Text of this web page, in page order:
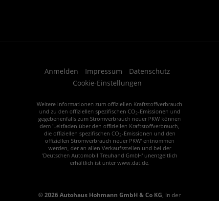
Anmelden Impressum
Datenschutz
Cookie-Einstellungen
Weitere Informationen zum offiziellen Kraftstoffverbrauch
und zu den offiziellen spezifischen CO2-Emissionen und
gegebenenfalls zum Stromverbrauch neuer PKW können
dem 'Leitfaden über den offiziellen Kraftstoffverbrauch,
die offiziellen spezifischen CO2-Emissionen und den
offiziellen Stromverbrauch neuer PKW' entnommen
werden, der an allen Verkaufsstellen und bei der
'Deutschen Automobil Treuhand GmbH' unentgeltlich
erhältlich ist unter www.dat.de.
© 2026Autohaus Hohmann GmbH & Co KG, In der